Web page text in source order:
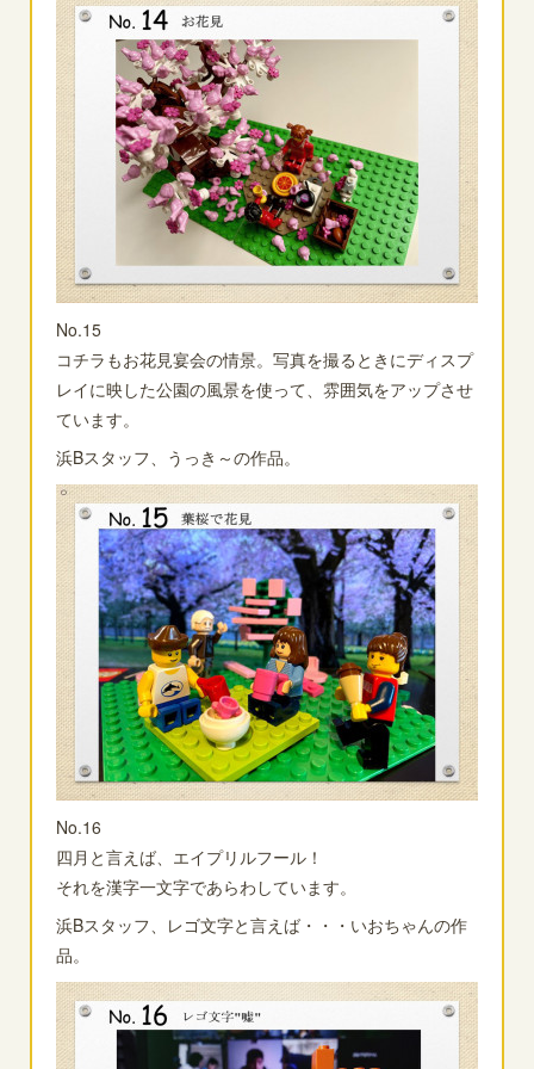
No.15
コチラもお花見宴会の情景。写真を撮るときにディスプ
レイに映した公園の風景を使って、雰囲気をアップさせ
ています。
浜Bスタッフ、うっき～の作品。
No.16
四月と言えば、エイプリルフール！
それを漢字一文字であらわしています。
浜Bスタッフ、レゴ文字と言えば・・・いおちゃんの作
品。